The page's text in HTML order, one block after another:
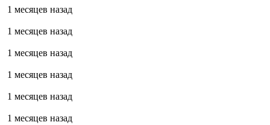
1 месяцев назад
1 месяцев назад
1 месяцев назад
1 месяцев назад
1 месяцев назад
1 месяцев назад